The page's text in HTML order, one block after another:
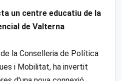
un centre educatiu de la
de Valterna
la Conselleria de Política
i Mobilitat, ha invertit